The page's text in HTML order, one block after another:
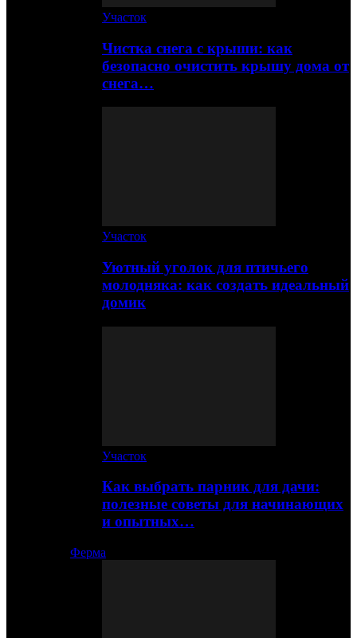
Участок
Чистка снега с крыши: как
безопасно очистить крышу дома от
снега…
Участок
Уютный уголок для птичьего
молодняка: как создать идеальный
домик
Участок
Как выбрать парник для дачи:
полезные советы для начинающих
и опытных…
Ферма